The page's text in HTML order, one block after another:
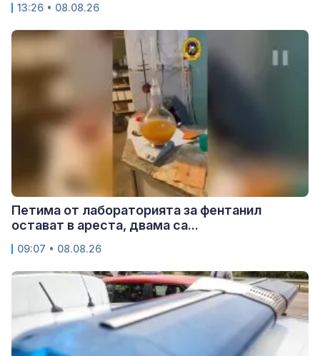
13:26 • 08.08.26
Петима от лабораторията за фентанил
остават в ареста, двама са...
09:07 • 08.08.26